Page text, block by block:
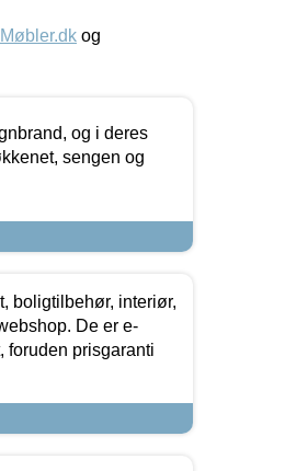
og
og i deres
sengen og
boligtilbehør, interiør,
De er e-
foruden prisgaranti